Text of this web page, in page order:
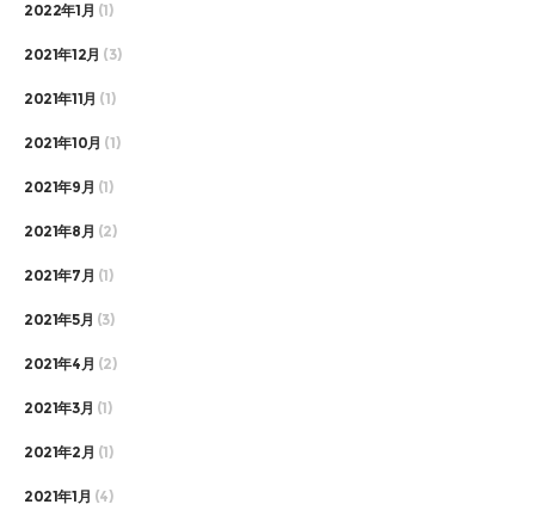
2022年1月 (1)
2021年12月 (3)
2021年11月 (1)
2021年10月 (1)
2021年9月 (1)
2021年8月 (2)
2021年7月 (1)
2021年5月 (3)
2021年4月 (2)
2021年3月 (1)
2021年2月 (1)
2021年1月 (4)